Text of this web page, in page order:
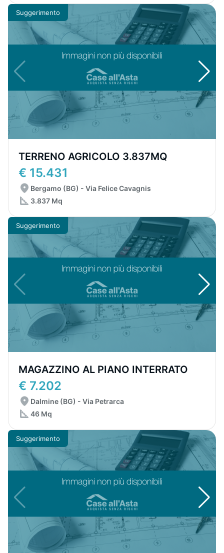
Suggerimento
TERRENO AGRICOLO 3.837MQ
€ 15.431
Bergamo (BG) - Via Felice Cavagnis
3.837 Mq
Suggerimento
MAGAZZINO AL PIANO INTERRATO
€ 7.202
Dalmine (BG) - Via Petrarca
46 Mq
Suggerimento